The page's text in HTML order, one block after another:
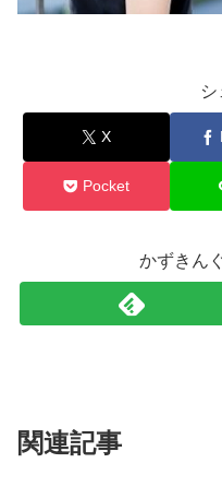
シ
X
Pocket
かずきん
関連記事